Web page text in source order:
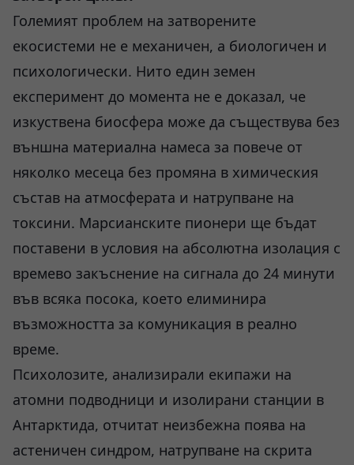
Големият проблем на затворените
екосистеми не е механичен, а биологичен и
психологически. Нито един земен
експеримент до момента не е доказал, че
изкуствена биосфера може да съществува без
външна материална намеса за повече от
няколко месеца без промяна в химическия
състав на атмосферата и натрупване на
токсини. Марсианските пионери ще бъдат
поставени в условия на абсолютна изолация с
времево закъснение на сигнала до 24 минути
във всяка посока, което елиминира
възможността за комуникация в реално
време.
Психолозите, анализирали екипажи на
атомни подводници и изолирани станции в
Антарктида, отчитат неизбежна поява на
астеничен синдром, натрупване на скрита